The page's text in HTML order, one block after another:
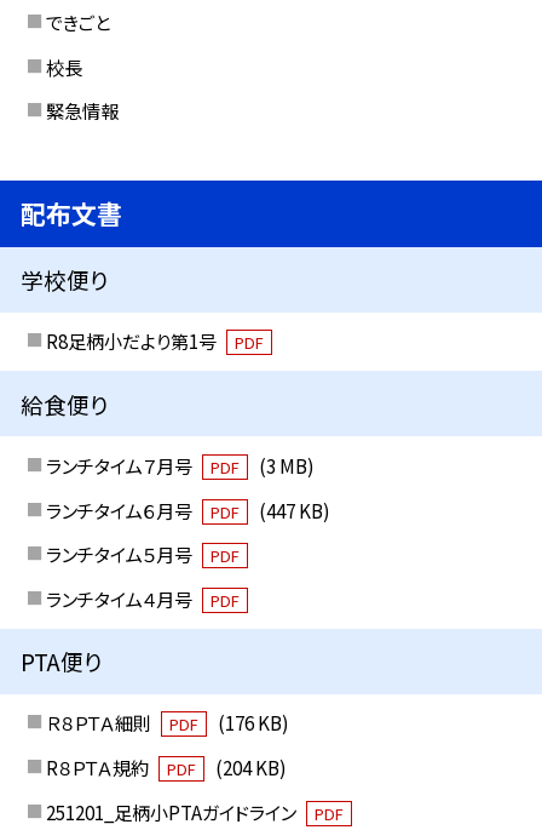
できごと
校長
緊急情報
配布文書
学校便り
R8足柄小だより第1号 PDF
給食便り
ランチタイム７月号 PDF
(3 MB)
ランチタイム６月号
PDF
(447 KB)
ランチタイム５月号
PDF
ランチタイム４月号 PDF
PTA便り
Ｒ８ＰＴＡ細則 PDF
(176 KB)
R８ＰＴＡ規約
PDF
(204 KB)
251201_足柄小PTAガイドライン
PDF